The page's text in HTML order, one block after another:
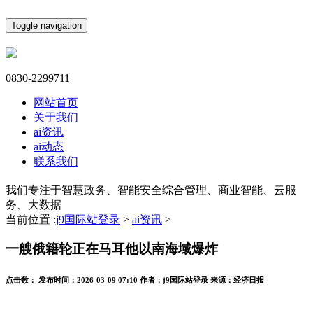
Toggle navigation
0830-2299711
网站首页
关于我们
ai资讯
ai动态
联系我们
我们专注于智慧政务、智能安全综合管理、商业智能、云服
务、大数据
当前位置 :j9国际站登录 > ai资讯 >
一艘俄籍轮正在马耳他以南海域爆炸
点击数： 发布时间： 2026-03-09 07:10 作者： j9国际站登录 来源： 经济日报